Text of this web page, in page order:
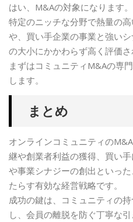
はい、M&Aの対象になります。
特定のニッチな分野で熱量の
や、買い手企業の事業と強い
の大小にかかわらず高く評価さ
まずはコミュニティM&Aの専
します。
まとめ
オンラインコミュニティの
継や創業者利益の獲得、買い
や事業シナジーの創出といっ
たらす有効な経営戦略です。
成功の鍵は、コミュニティの
し、会員の離脱を防ぐ丁寧な